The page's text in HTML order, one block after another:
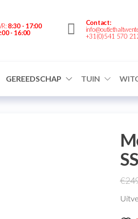
8:30 - 17:00
- 16:00
Contact:
+31(0)541 570
GEREEDSCHAP TUIN
€